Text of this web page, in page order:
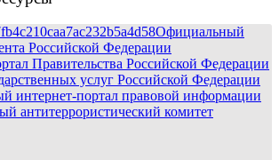
Официальный
Российской Федерации
Правительства Российской Федерации
услуг Российской Федерации
интернет-портал правовой информации
антитеррористический комитет